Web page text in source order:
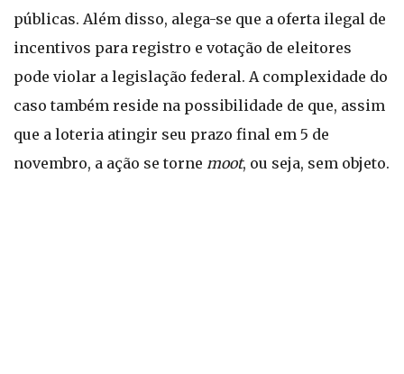
públicas. Além disso, alega-se que a oferta ilegal de
incentivos para registro e votação de eleitores
pode violar a legislação federal. A complexidade do
caso também reside na possibilidade de que, assim
que a loteria atingir seu prazo final em 5 de
novembro, a ação se torne moot, ou seja, sem objeto.